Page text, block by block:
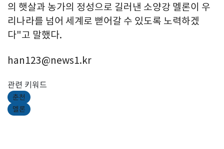
의 햇살과 농가의 정성으로 길러낸 소양강 멜론이 우
리나라를 넘어 세계로 뻗어갈 수 있도록 노력하겠
다"고 말했다.
han123@news1.kr
관련 키워드
춘천
멜론